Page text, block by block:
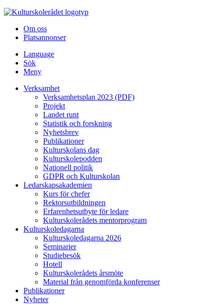
Hoppa till innehållet
Om oss
Platsannonser
Language
Sök
Meny
Verksamhet
Verksamhetsplan 2023 (PDF)
Projekt
Landet runt
Statistik och forskning
Nyhetsbrev
Publikationer
Kulturskolans dag
Kulturskolepodden
Nationell politik
GDPR och Kulturskolan
Ledarskapsakademien
Kurs för chefer
Rektorsutbildningen
Erfarenhetsutbyte för ledare
Kulturskolerådets mentorprogram
Kulturskoledagarna
Kulturskoledagarna 2026
Seminarier
Studiebesök
Hotell
Kulturskolerådets årsmöte
Material från genomförda konferenser
Publikationer
Nyheter